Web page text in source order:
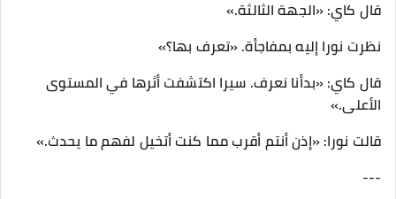
قال كاي: «الجهة الثالثة.»
نظرت نورا إليه بمفاجأة. «تعرف بها؟»
قال كاي: «بدأنا نعرف. سيرا اكتشفت أثرها في المستوى
الأعلى.»
قالت نورا: «إذن أنتم أقرب مما كنت أتخيل لفهم ما يحدث.»
---